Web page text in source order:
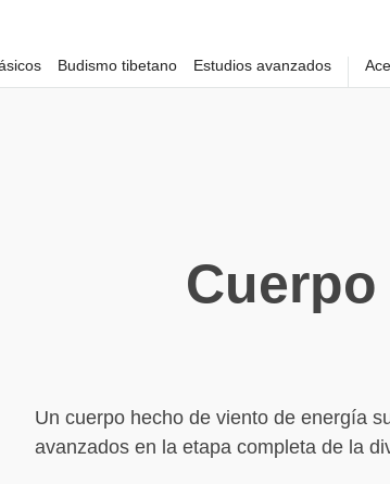
Budismo tibetano Estudios avanzados
Un cuerpo hecho de viento de energía
avanzados en la etapa completa de la